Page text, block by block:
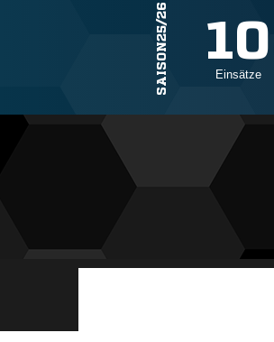
SAISON25/26 10
Einsätze